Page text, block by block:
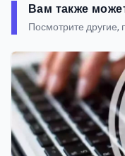
Вам также
Посмотрите другие,